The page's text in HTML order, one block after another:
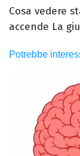
Cosa vedere
accende La